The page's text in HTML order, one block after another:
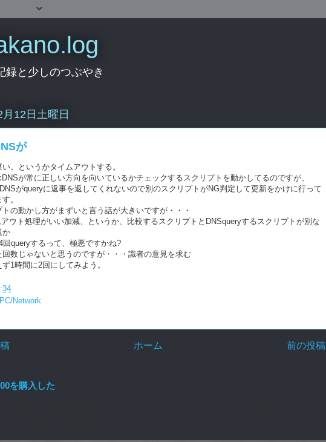
録と少しのつぶやき
12日土曜日
が
。というかタイムアウトする。
が常に正しい方向を向いているかチェックするスクリプトを動かしてるのですが、
がqueryに返事を返してくれないので別のスクリプトがNG判定して更新をかけに行って
。
トの動かし方がまずいと言う話が大きいですが・・・
ウト処理がいい加減、というか、比較するスクリプトとDNSqueryするスクリプトが別な
か
回queryするって、極悪ですかね?
回数じゃないと思うのですが・・・識者の意見を求む
ず1時間に2回にしてみよう。
PC/Network
前の投稿
ホーム
を購入した